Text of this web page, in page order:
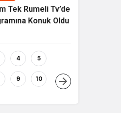
Tek Rumeli Tv’de
Konuk Oldu
4 5
9 10